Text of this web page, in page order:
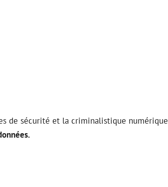
de sécurité et la criminalistique numérique